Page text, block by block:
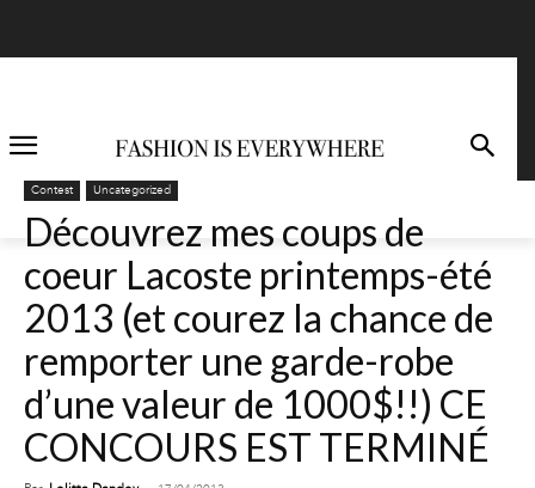
Contest Uncategorized
Découvrez mes coups de
coeur Lacoste printemps-été
2013 (et courez la chance de
remporter une garde-robe
d’une valeur de 1000$!!) CE
CONCOURS EST TERMINÉ